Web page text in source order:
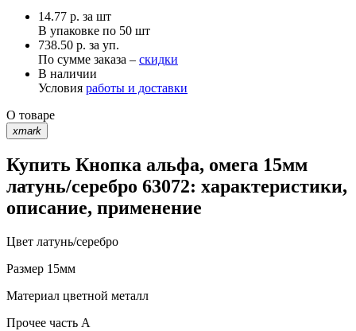
14.77 р. за шт
В упаковке по 50 шт
738.50 р. за уп.
По сумме заказа – скидки
В наличии
Условия работы и доставки
О товаре
xmark
Купить Кнопка альфа, омега 15мм
латунь/серебро 63072: характеристики,
описание, применение
Цвет латунь/серебро
Размер 15мм
Материал цветной металл
Прочее часть A